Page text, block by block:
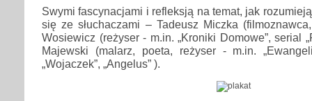
Swymi fascynacjami i refleksją na temat, jak
się ze słuchaczami – Tadeusz Miczka
Wosiewicz (reżyser - m.in. „Kroniki Domowe”, serial
Majewski (malarz, poeta, reżyser - m.in.
„Wojaczek”, „Angelus” ).